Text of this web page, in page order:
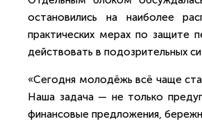
остановились на наиболее
практических мерах по защите
действовать в подозрительных
«Сегодня молодёжь всё чаще
Наша задача — не только
финансовые предложения,